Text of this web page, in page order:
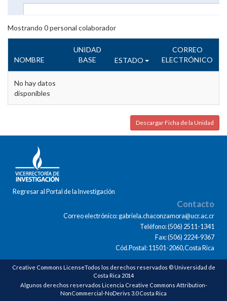
Mostrando 0personal colaborador
NOMBRE
UNIDAD
BASE
ESTADO
CORREO
ELECTRÓNICO
No hay datos
disponibles
Descargar Ficha de la Unidad
Regresar al Portal de la Investigación
Contacto
Correo electrónico: gabriela.chaconzamora@ucr.ac.cr
Teléfono: (506) 2511-1341
Fax: (506) 2224-9367
Cód.Postal: 11501-2060,Costa Rica
Creative Commons LicenseTodos los derechos reservados © Universidad de
Costa Rica 2014
Algunos derechos reservados Licencia Creative Commons Attribution-
NonCommercial-NoDerivs 3.0 Costa Rica